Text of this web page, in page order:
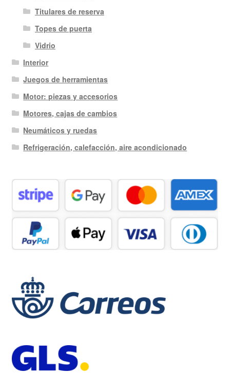
Titulares de reserva
Topes de puerta
Vidrio
Interior
Juegos de herramientas
Motor: piezas y accesorios
Motores, cajas de cambios
Neumáticos y ruedas
Refrigeración, calefacción, aire acondicionado